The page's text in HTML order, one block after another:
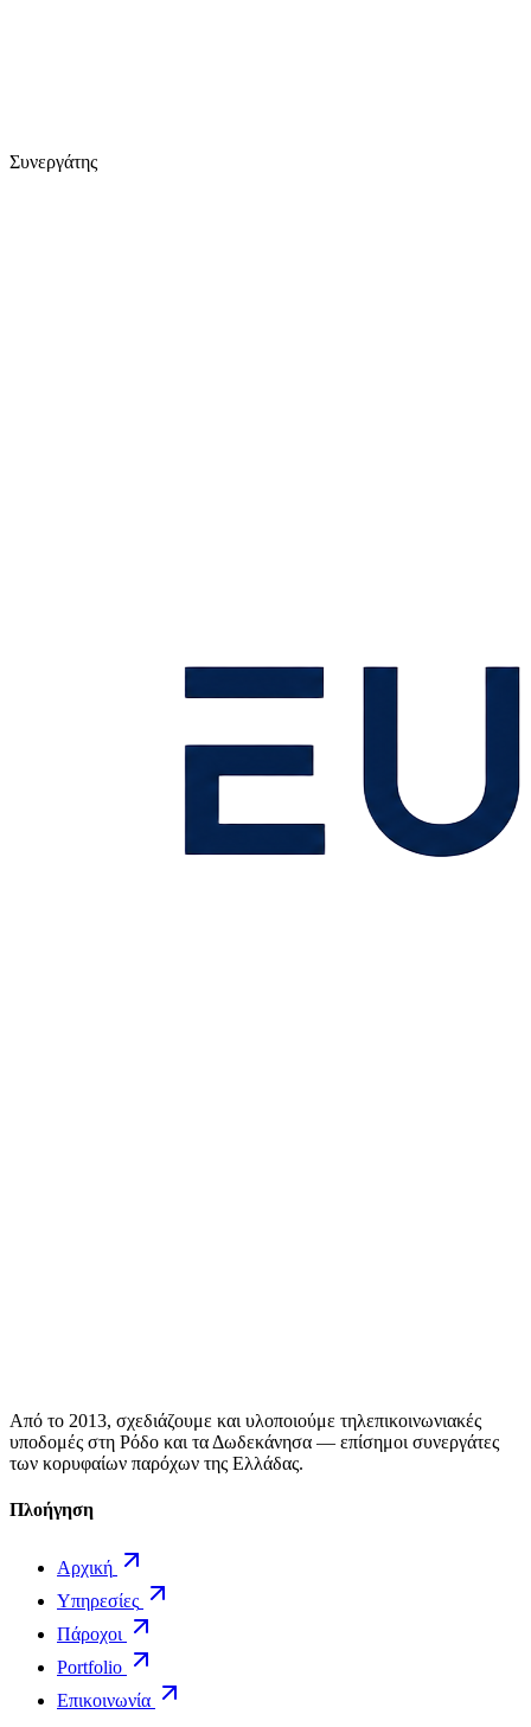
Συνεργάτης
Από το 2013, σχεδιάζουμε και υλοποιούμε τηλεπικοινωνιακές
υποδομές στη Ρόδο και τα Δωδεκάνησα — επίσημοι συνεργάτες
των κορυφαίων παρόχων της Ελλάδας.
Πλοήγηση
Αρχική
Υπηρεσίες
Πάροχοι
Portfolio
Επικοινωνία